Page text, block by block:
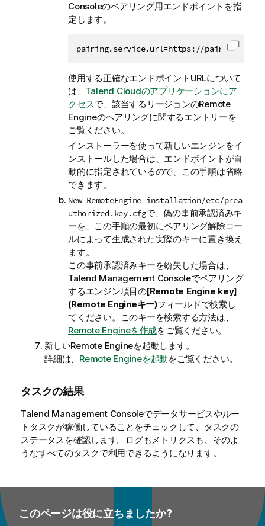
Consoleのペアリング用エンドポイントを指
定します。
pairing.service.url=https://pair.<コード
使用する正確なエンドポイントURLについて
は、 Talend Cloudのアプリケーションにア
クセスで、該当するリージョンのRemote
Engineのペアリングに関するエントリーを
ご覧ください。
インストーラーを使って新しいエンジンをイ
ンストールした場合は、エンドポイントが自
動的に指定されているので、この手順は省略
できます。
New_RemoteEngine_installation/etc/prea
uthorized.key.cfgで、偽の事前承認済みキ
ーを、この手順の最初にペアリング解除コー
ルによって生成された実際のキーに置き換え
ます。
この事前承認済みキーを紛失した場合は、
Talend Management Consoleでペアリング
するエンジン項目の[Remote Engine key]
(Remote Engineキー)フィールドで検索し
てください。このキーを検索する方法は、
Remote Engineを作成をご覧ください。
新しいRemote Engineを起動します。
詳細は、 Remote Engineを起動をご覧ください。
タスクの結果
Talend Management Consoleでデータサービスやルー
トタスクが稼働していることをチェックして、タスクの
ステータスを確認します。ログもメトリクスも、そのよ
うなすべてのタスクで利用できるようになります。
このページは役に立ちましたか?